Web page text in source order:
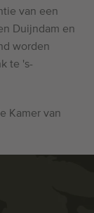
van een
Duijndam en
worden
te 's-
Kamer van